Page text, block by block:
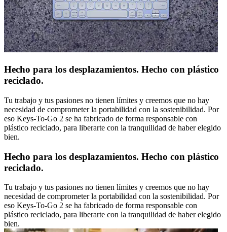
Hecho para los desplazamientos. Hecho con plástico
reciclado.
Tu trabajo y tus pasiones no tienen límites y creemos que no hay
necesidad de comprometer la portabilidad con la sostenibilidad. Por
eso Keys-To-Go 2 se ha fabricado de forma responsable con
plástico reciclado, para liberarte con la tranquilidad de haber elegido
bien.
Hecho para los desplazamientos. Hecho con plástico
reciclado.
Tu trabajo y tus pasiones no tienen límites y creemos que no hay
necesidad de comprometer la portabilidad con la sostenibilidad. Por
eso Keys-To-Go 2 se ha fabricado de forma responsable con
plástico reciclado, para liberarte con la tranquilidad de haber elegido
bien.